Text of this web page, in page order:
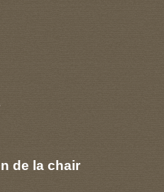
de la chair